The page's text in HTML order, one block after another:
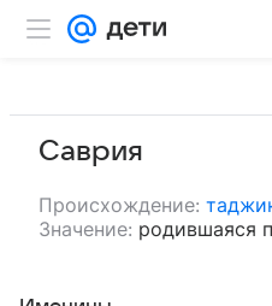
Саврия
Происхождение:
Значение: родившаяся